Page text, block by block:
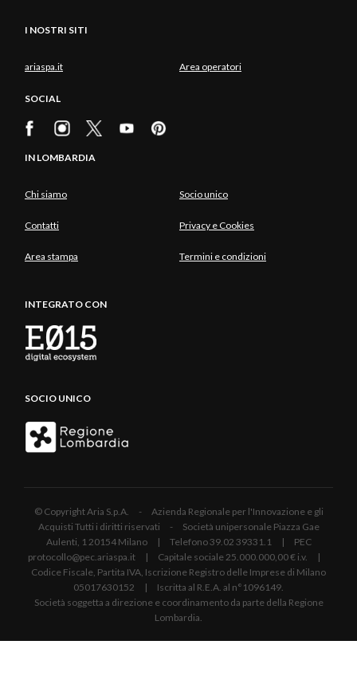
I NOSTRI SITI
ariaspa.it Area operatori
SOCIAL
IN LOMBARDIA
Chi siamo Socio unico
Contatti Privacy e Cookies
Area stampa Termini e condizioni
INTEGRATO CON
SOCIO UNICO
© Copyright Aria S.p.A. - Azienda Regionale per l'Innovazione e gli
Acquisti Tutti i diritti riservati - Società unipersonale Piazza Gae
Aulenti, 1 20154 Milano | Telefono 39.02 39331.1 | PEC
protocollo@pec.ariaspa.it | Capitale sociale 25.000.000,00 € i.v. |
Codice Fiscale, Partita IVA, Iscrizione Registro delle Imprese di Milano
05017630152 | Iscritta al R.E.A. al n°1096149.
Società soggetta a direzione e coordinamento da parte della Regione
Lombardia.